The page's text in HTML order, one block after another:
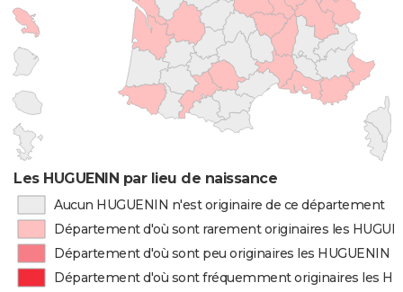
Les HUGUENIN par lieu de naissance
Aucun HUGUENIN n'est originaire de ce département
Département d'où sont rarement originaires les
Département d'où sont peu originaires les HUGUENIN
Département d'où sont fréquemment originaires les